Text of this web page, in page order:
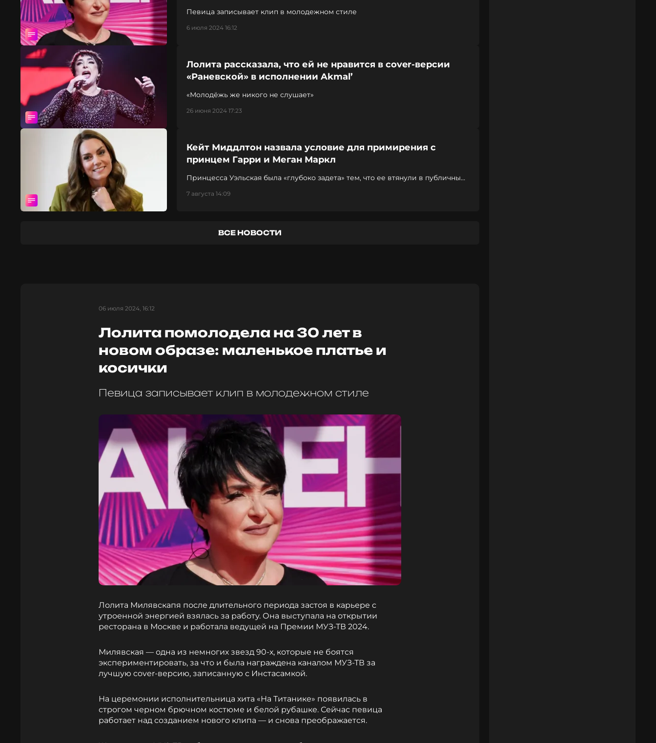
Певица записывает клип в молодежном стиле
6 июля 2024 16:12
Лолита рассказала, что ей не нравится в cover-версии
«Раневской» в исполнении Akmal’
«Молодёжь же никого не слушает»
26 июня 2024 17:23
Кейт Миддлтон назвала условие для примирения с
принцем Гарри и Меган Маркл
Принцесса Уэльская была «глубоко задета» тем, что ее втянули в публичный
7 августа 14:09
ВСЕ НОВОСТИ
06 июля 2024, 16:12
Лолита помолодела на 30 лет в
новом образе: маленькое платье и
косички
Певица записывает клип в молодежном стиле
Лолита Милявскапя после длительного периода застоя в карьере с
утроенной энергией взялась за работу. Она выступала на открытии
ресторана в Москве и работала ведущей на Премии МУЗ-ТВ 2024.
Милявская — одна из немногих звезд 90-х, которые не боятся
экспериментировать, за что и была награждена каналом МУЗ-ТВ за
лучшую cover-версию, записанную с Инстасамкой.
На церемонии исполнительница хита «На Титанике» появилась в
строгом черном брючном костюме и белой рубашке. Сейчас певица
работает над созданием нового клипа — и снова преображается.